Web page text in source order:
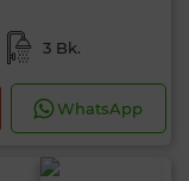
3 Bk.
WhatsApp